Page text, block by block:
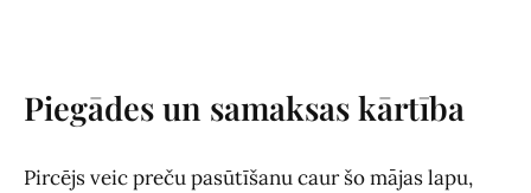
Piegādes un samaksas kārtība
Pircējs veic preču pasūtīšanu caur šo mājas lapu,